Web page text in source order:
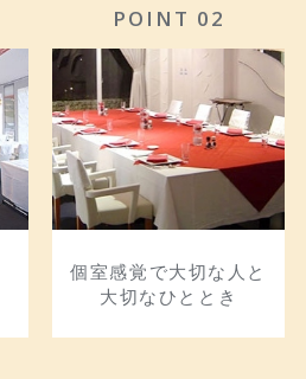
POINT 02
個室感覚で大切な人と
大切なひととき